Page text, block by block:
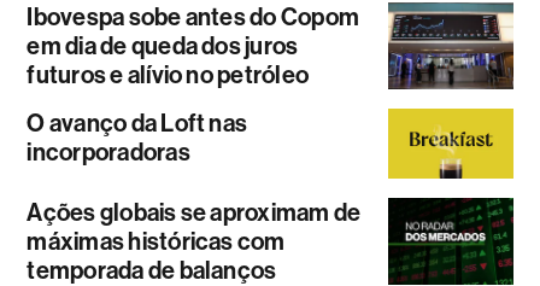
Ibovespa sobe antes do Copom
em dia de queda dos juros
futuros e alívio no petróleo
O avanço da Loft nas
incorporadoras
Ações globais se aproximam de
máximas históricas com
temporada de balanços